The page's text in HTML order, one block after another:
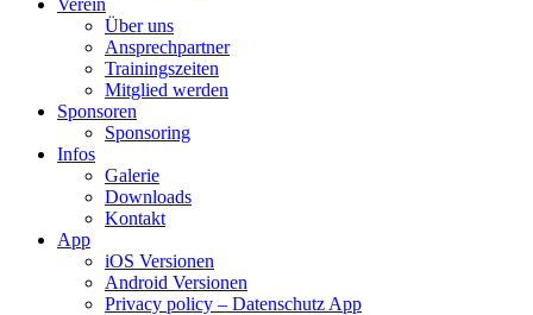
Verein
Über uns
Ansprechpartner
Trainingszeiten
Mitglied werden
Sponsoren
Sponsoring
Infos
Galerie
Downloads
Kontakt
App
iOS Versionen
Android Versionen
Privacy policy – Datenschutz App